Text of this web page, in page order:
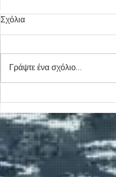
Κασσελάκη στο λιμάνι της
Σούδας
Σχόλια
Γράψτε ένα σχόλιο...